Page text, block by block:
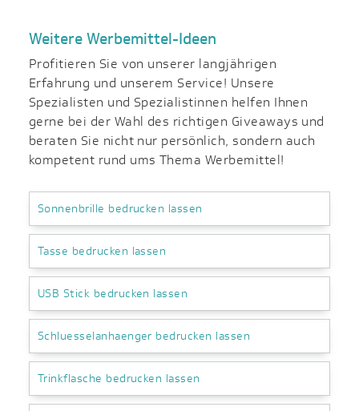
Weitere Werbemittel-Ideen
Profitieren Sie von unserer langjährigen
Erfahrung und unserem Service! Unsere
Spezialisten und Spezialistinnen helfen Ihnen
gerne bei der Wahl des richtigen Giveaways und
beraten Sie nicht nur persönlich, sondern auch
kompetent rund ums Thema Werbemittel!
Sonnenbrille bedrucken lassen
Tasse bedrucken lassen
USB Stick bedrucken lassen
Schluesselanhaenger bedrucken lassen
Trinkflasche bedrucken lassen